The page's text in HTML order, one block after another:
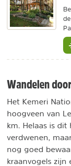
Wandelen
Het Kemeri
hoogveen van
km. Helaas is
verdwenen,
nog goed
kraanvogels zijn